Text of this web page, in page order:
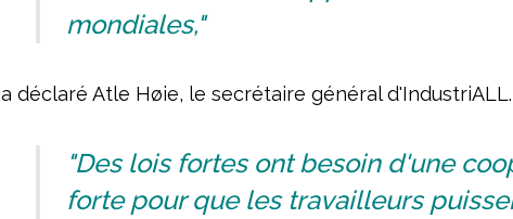
mondiales,"
a déclaré Atle Høie, le secrétaire général d'IndustriALL.
"Des lois fortes ont besoin d'une
forte pour que les travailleurs